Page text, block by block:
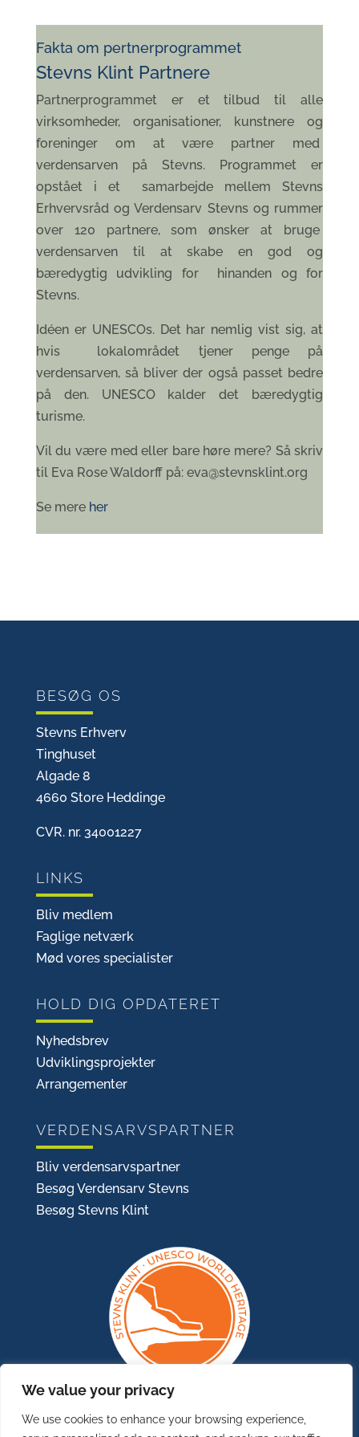
We value your privacy
We use cookies to enhance your browsing experience,
Fakta om pertnerprogrammet
Stevns Klint Partnere
Partnerprogrammet er et tilbud til alle
virksomheder, organisationer, kunstnere og
foreninger om at være partner med
verdensarven på Stevns. Programmet er
opstået i et samarbejde mellem Stevns
Erhvervsråd og Verdensarv Stevns og rummer
over 120 partnere, som ønsker at bruge
verdensarven til at skabe en god og
bæredygtig udvikling for hinanden og for
Stevns.
Idéen er UNESCOs. Det har nemlig vist sig, at
hvis lokalområdet tjener penge på
verdensarven, så bliver der også passet bedre
på den. UNESCO kalder det bæredygtig
turisme.
Vil du være med eller bare høre mere? Så skriv
til Eva Rose Waldorff på: eva@stevnsklint.org
Se mere her
BESØG OS
Stevns Erhverv
Tinghuset
Algade 8
4660 Store Heddinge
CVR. nr. 34001227
LINKS
Bliv medlem
Faglige netværk
Mød vores specialister
HOLD DIG OPDATERET
Nyhedsbrev
Udviklingsprojekter
Arrangementer
VERDENSARVSPARTNER
Bliv verdensarvspartner
Besøg Verdensarv Stevns
Besøg Stevns Klint